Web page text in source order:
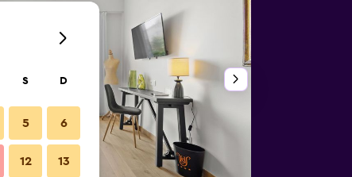
S D
5 6
12 13